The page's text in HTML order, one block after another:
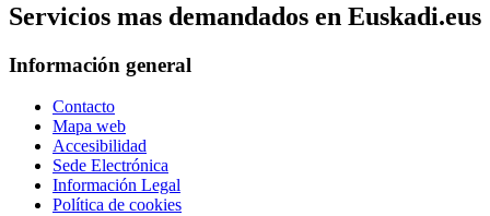
Servicios mas demandados en Euskadi.eus
Información general
Contacto
Mapa web
Accesibilidad
Sede Electrónica
Información Legal
Política de cookies